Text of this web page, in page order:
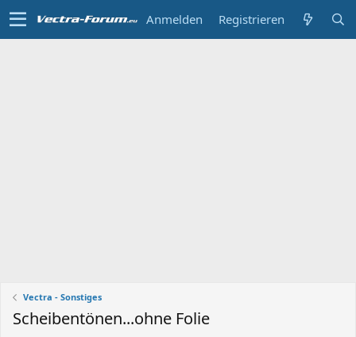
Anmelden Registrieren
Vectra - Sonstiges
Scheibentönen...ohne Folie